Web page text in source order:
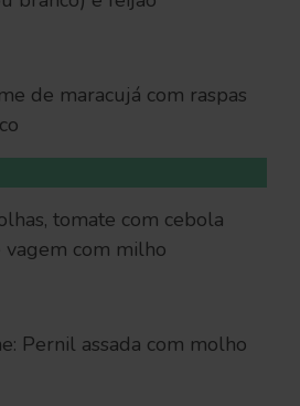
de maracujá com raspas
tomate com cebola
com milho
Pernil assada com molho